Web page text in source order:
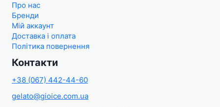
Про нас
Бренди
Мій аккаунт
Доставка і оплата
Політика повернення
Контакти
+38 (067) 442-44-60
gelato@gioice.com.ua